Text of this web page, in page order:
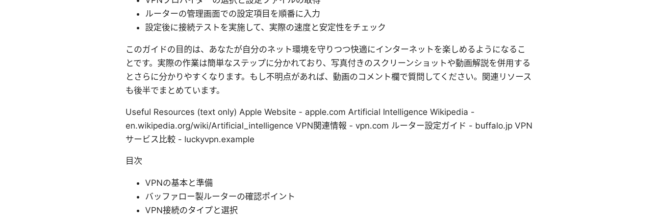
ルーターの管理画面での設定項目を順番に入力
設定後に接続テストを実施して、実際の速度と安定性をチェック
このガイドの目的は、あなたが自分のネット環境を守りつつ快適にインターネットを楽しめるようになるこ
とです。実際の作業は簡単なステップに分かれており、写真付きのスクリーンショットや動画解説を併用する
とさらに分かりやすくなります。もし不明点があれば、動画のコメント欄で質問してください。関連リソース
も後半でまとめています。
Useful Resources (text only) Apple Website - apple.com Artificial Intelligence Wikipedia -
en.wikipedia.org/wiki/Artificial_intelligence VPN関連情報 - vpn.com ルーター設定ガイド - buffalo.jp VPN
サービス比較 - luckyvpn.example
目次
VPNの基本と準備
バッファロー製ルーターの確認ポイント
VPN接続のタイプと選択